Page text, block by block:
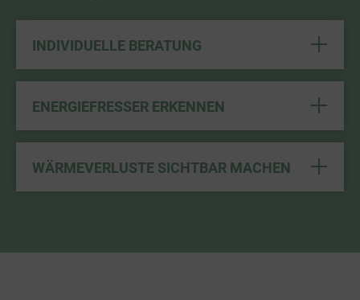
INDIVIDUELLE BERATUNG
ENERGIEFRESSER ERKENNEN
WÄRMEVERLUSTE SICHTBAR MACHEN